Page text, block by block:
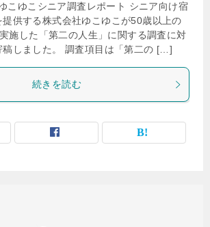
ゆこシニア調査レポート シニア向け宿
供する株式会社ゆこゆこが50歳以上の
施した「第二の人生」に関する調査に対
稿しました。 調査項目は「第二の […]
続きを読む